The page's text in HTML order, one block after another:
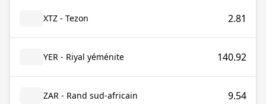
XTZ - Tezon 2.81
YER - Riyal yéménite 140.92
ZAR - Rand sud-africain 9.54